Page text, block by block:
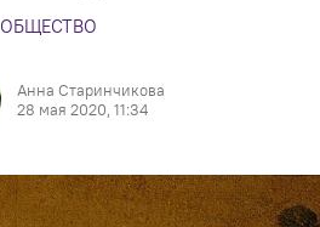
ОБЩЕСТВО
Анна Старинчикова
28 мая 2020, 11:34